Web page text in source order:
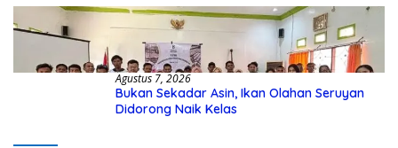
Agustus 7, 2026
Bukan Sekadar Asin, Ikan Olahan Seruyan
Didorong Naik Kelas